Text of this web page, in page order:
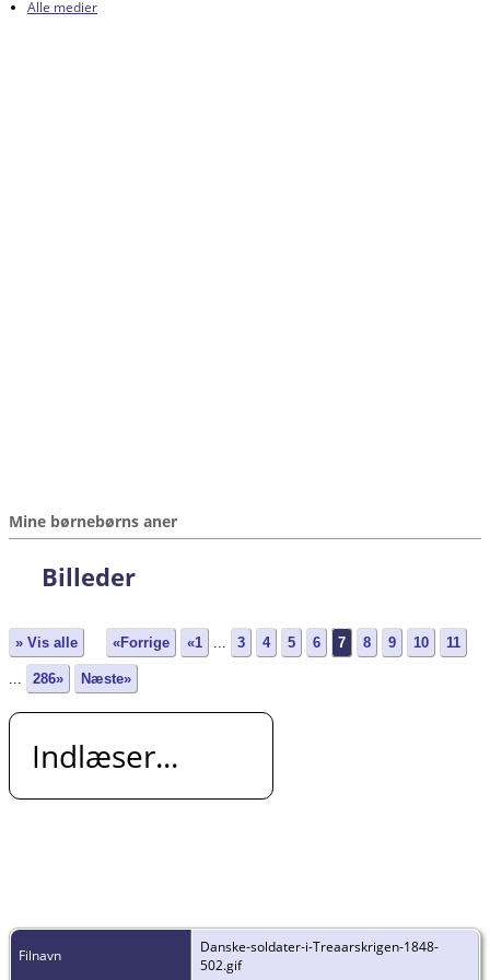
Alle medier
Mine børnebørns aner
Billeder
» Vis alle «Forrige «1 ... 3 4 5 6 7 8 9 10 11
... 286» Næste»
Indlæser...
Filnavn
Danske-soldater-i-Treaarskrigen-1848-
502.gif